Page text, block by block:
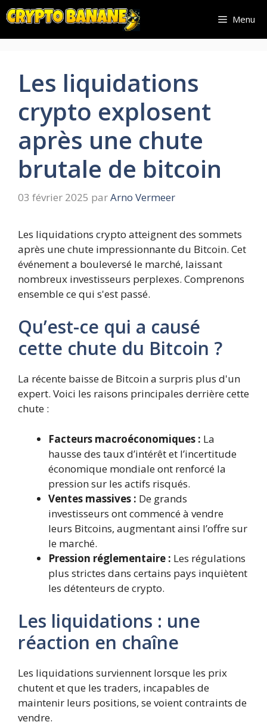
Aller
au
contenu
Menu
Les liquidations
crypto explosent
après une chute
brutale de bitcoin
03 février 2025 parArno Vermeer
Les liquidations crypto atteignent des sommets
après une chute impressionnante du Bitcoin. Cet
événement a bouleversé le marché, laissant
nombreux investisseurs perplexes. Comprenons
ensemble ce qui s'est passé.
Qu’est-ce qui a causé
cette chute du Bitcoin ?
La récente baisse de Bitcoin a surpris plus d'un
expert. Voici les raisons principales derrière cette
chute :
Facteurs macroéconomiques : La
hausse des taux d’intérêt et l’incertitude
économique mondiale ont renforcé la
pression sur les actifs risqués.
Ventes massives : De grands
investisseurs ont commencé à vendre
leurs Bitcoins, augmentant ainsi l’offre sur
le marché.
Pression réglementaire : Les régulations
plus strictes dans certains pays inquiètent
les détenteurs de crypto.
Les liquidations : une
réaction en chaîne
Les liquidations surviennent lorsque les prix
chutent et que les traders, incapables de
maintenir leurs positions, se voient contraints de
vendre.